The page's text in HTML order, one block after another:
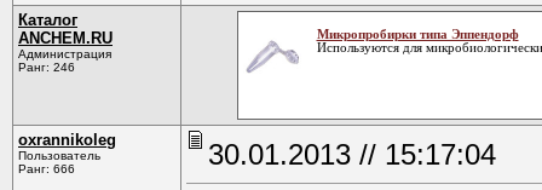
Каталог
ANCHEM.RU
Администрация
Ранг: 246
Микропробирки типа Эппендорф
Используются для
oxrannikoleg
Пользователь
Ранг: 666
30.01.2013 // 15:17:04